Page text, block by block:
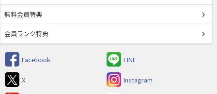
無料会員特典
会員ランク特典
Facebook LINE
X Instagram